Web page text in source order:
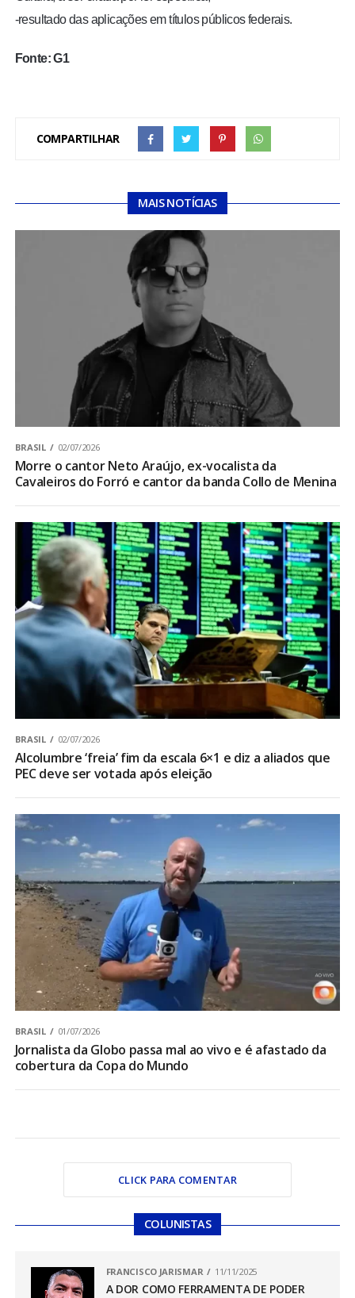
-resultado das aplicações em títulos públicos federais.
Fonte: G1
COMPARTILHAR
MAIS NOTÍCIAS
BRASIL 02/07/2026
Morre o cantor Neto Araújo, ex-vocalista da
Cavaleiros do Forró e cantor da banda Collo de Menina
BRASIL 02/07/2026
Alcolumbre ‘freia’ fim da escala 6×1 e diz a aliados que
PEC deve ser votada após eleição
BRASIL 01/07/2026
Jornalista da Globo passa mal ao vivo e é afastado da
cobertura da Copa do Mundo
CLICK PARA COMENTAR
COLUNISTAS
FRANCISCO JARISMAR 11/11/2025
A DOR COMO FERRAMENTA DE PODER